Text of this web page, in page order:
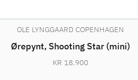
OLE LYNGGAARD COPENHAGEN
Ørepynt, Shooting Star (mini)
KR 18.900